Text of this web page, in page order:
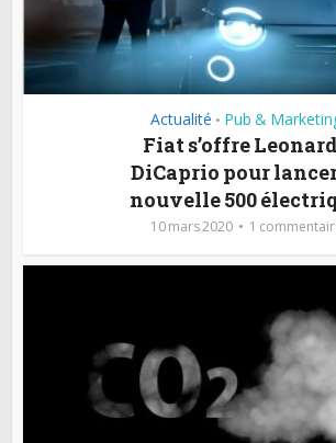
Actualité • Pub &
Fiat s’offre
DiCaprio pour
nouvelle 500
10 mars 2020 1